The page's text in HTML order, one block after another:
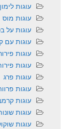
עוגות לימון
עוגות מוס
עוגות על
עוגות עם
עוגות
עוגות
עוגות פרג
עוגות
עוגות
עוגות
עוגות